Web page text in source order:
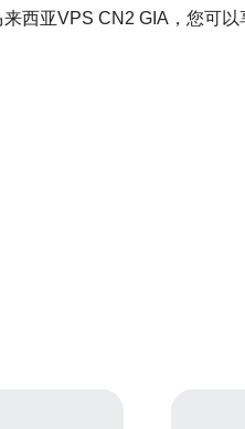
西亚VPS CN2 GIA，您可